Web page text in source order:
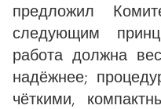
предложил
следующим
работа должна
надёжнее;
чёткими,